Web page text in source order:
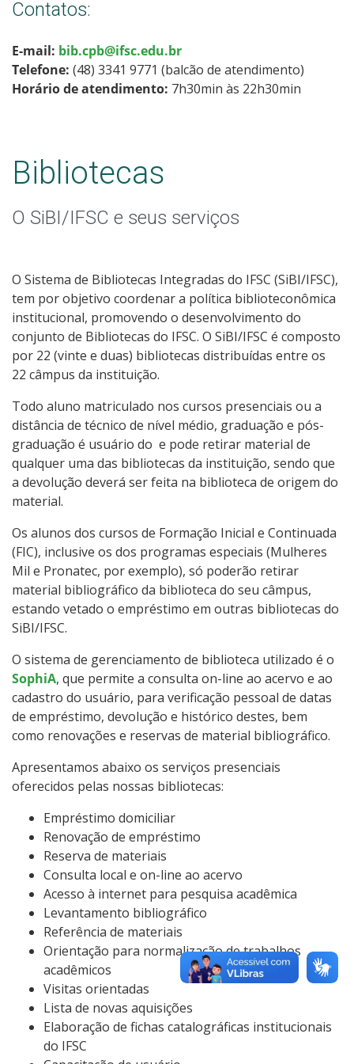
Contatos:
E-mail: bib.cpb@ifsc.edu.br
Telefone: (48) 3341 9771 (balcão de atendimento)
Horário de atendimento: 7h30min às 22h30min
Bibliotecas
O SiBI/IFSC e seus serviços
O Sistema de Bibliotecas Integradas do IFSC (SiBI/IFSC),
tem por objetivo coordenar a política biblioteconômica
institucional, promovendo o desenvolvimento do
conjunto de Bibliotecas do IFSC. O SiBI/IFSC é composto
por 22 (vinte e duas) bibliotecas distribuídas entre os
22 câmpus da instituição.
Todo aluno matriculado nos cursos presenciais ou a
distância de técnico de nível médio, graduação e pós-
graduação é usuário do e pode retirar material de
qualquer uma das bibliotecas da instituição, sendo que
a devolução deverá ser feita na biblioteca de origem do
material.
Os alunos dos cursos de Formação Inicial e Continuada
(FIC), inclusive os dos programas especiais (Mulheres
Mil e Pronatec, por exemplo), só poderão retirar
material bibliográfico da biblioteca do seu câmpus,
estando vetado o empréstimo em outras bibliotecas do
SiBI/IFSC.
O sistema de gerenciamento de biblioteca utilizado é o
SophiA, que permite a consulta on-line ao acervo e ao
cadastro do usuário, para verificação pessoal de datas
de empréstimo, devolução e histórico destes, bem
como renovações e reservas de material bibliográfico.
Apresentamos abaixo os serviços presenciais
oferecidos pelas nossas bibliotecas:
Empréstimo domiciliar
Renovação de empréstimo
Reserva de materiais
Consulta local e on-line ao acervo
Acesso à internet para pesquisa acadêmica
Levantamento bibliográfico
Referência de materiais
Orientação para normalização de trabalhos
acadêmicos
Visitas orientadas
Lista de novas aquisições
Elaboração de fichas catalográficas institucionais
do IFSC